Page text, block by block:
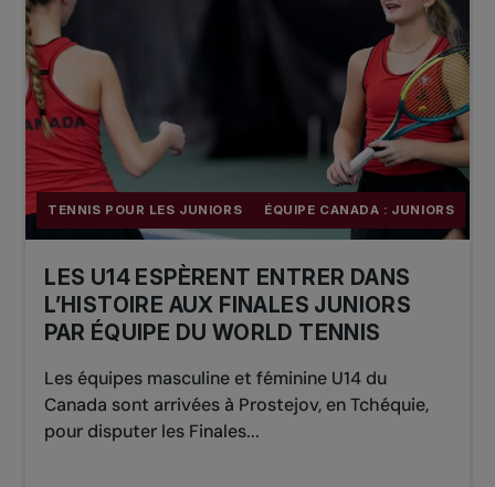
TENNIS POUR LES JUNIORS ÉQUIPE CANADA : JUNIORS
LES U14 ESPÈRENT ENTRER DANS
L’HISTOIRE AUX FINALES JUNIORS
PAR ÉQUIPE DU WORLD TENNIS
Les équipes masculine et féminine U14 du
Canada sont arrivées à Prostejov, en Tchéquie,
pour disputer les Finales...